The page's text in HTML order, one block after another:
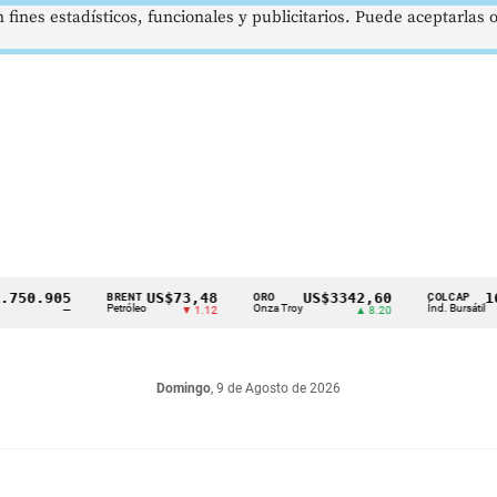
BRENT
Petróleo
US$73,48
▼ 1.12 Onza Troy
US$3342,60
▲ 8.20
COLCAP
Índ. Bursátil
Domingo, 9 de Agosto de 2026
estadísticos, funcionales y publicitarios. Puede aceptarlas